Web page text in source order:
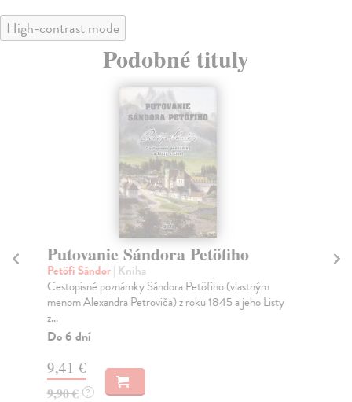
High-contrast mode
Podobné tituly
Putovanie Sándora Petöfiho
Petöfi Sándor| Kniha
Cestopisné poznámky Sándora Petöfiho (vlastným
menom Alexandra Petroviča) z roku 1845 a jeho Listy
z...
Do 6 dní
9,41 €
9,90 € ?